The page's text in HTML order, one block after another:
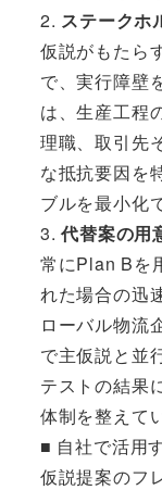
2. ステークホ
仮説がもたら
で、実行障壁
は、生産工程
理職、取引先
な抵抗要因を
ブルを最小化
3.代替案の用
常にPlan Bを
れた場合の迅
ローバル物流
で主仮説と並
テストの結果
体制を整えて
■ 自社で活用
仮説提案のフ